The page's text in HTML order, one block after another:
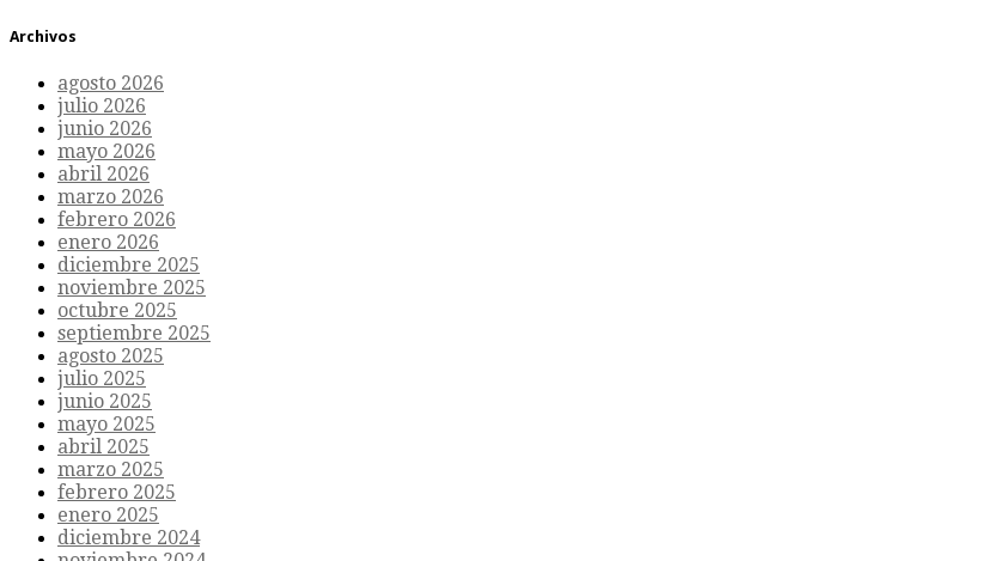
Archivos
agosto 2026
julio 2026
junio 2026
mayo 2026
abril 2026
marzo 2026
febrero 2026
enero 2026
diciembre 2025
noviembre 2025
octubre 2025
septiembre 2025
agosto 2025
julio 2025
junio 2025
mayo 2025
abril 2025
marzo 2025
febrero 2025
enero 2025
diciembre 2024